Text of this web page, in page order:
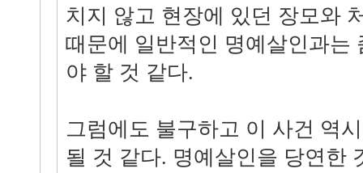
치지 않고 현장에 있던 장모와
때문에 일반적인 명예살인과는
야 할 것 같다.
그럼에도 불구하고 이 사건 역
될 것 같다. 명예살인을 당연한